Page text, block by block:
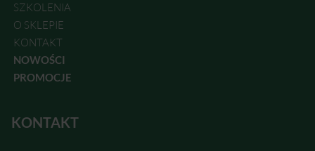
SZKOLENIA
O SKLEPIE
KONTAKT
NOWOŚCI
PROMOCJE
KONTAKT